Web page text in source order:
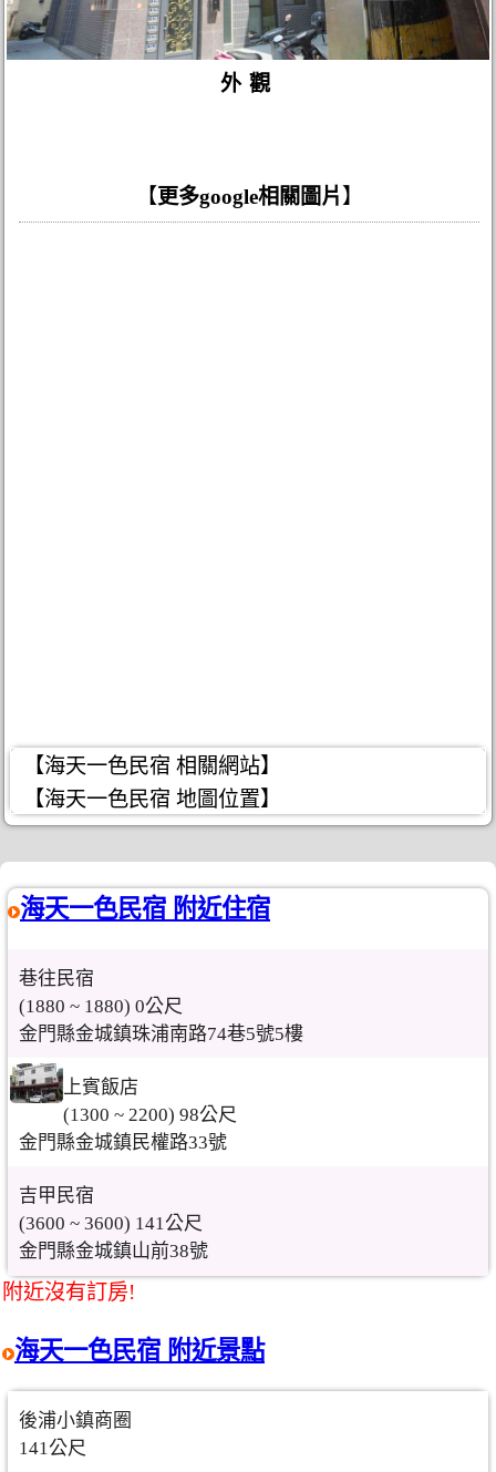
外觀
【更多google相關圖片 】
【海天一色民宿 相關網站】
【海天一色民宿 地圖位置】
海天一色民宿 附近住宿
巷往民宿
(1880 ~ 1880) 0公尺
金門縣金城鎮珠浦南路74巷5號5樓
上賓飯店
(1300 ~ 2200) 98公尺
金門縣金城鎮民權路33號
吉甲民宿
(3600 ~ 3600) 141公尺
金門縣金城鎮山前38號
附近沒有訂房!
海天一色民宿 附近景點
後浦小鎮商圈
141公尺